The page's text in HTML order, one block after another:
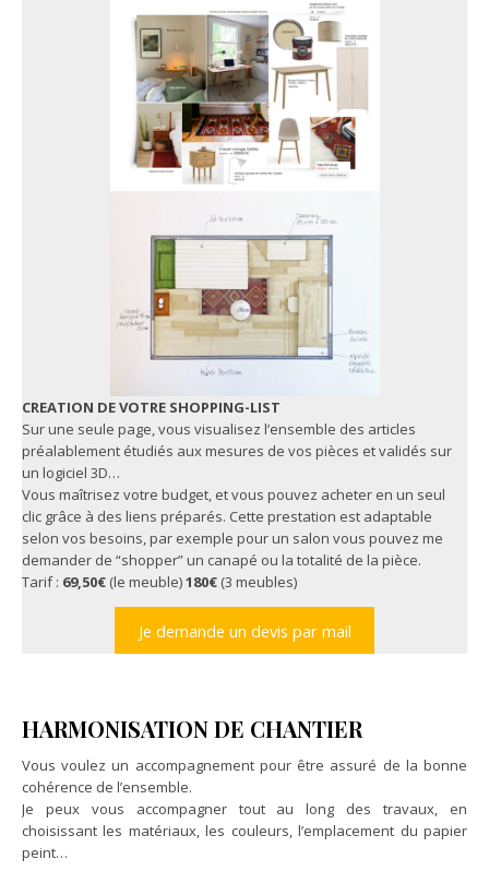
CREATION DE VOTRE SHOPPING-LIST
Sur une seule page, vous visualisez l’ensemble des articles
préalablement étudiés aux mesures de vos pièces et validés sur
un logiciel 3D…
Vous maîtrisez votre budget, et vous pouvez acheter en un seul
clic grâce à des liens préparés. Cette prestation est adaptable
selon vos besoins, par exemple pour un salon vous pouvez me
demander de “shopper” un canapé ou la totalité de la pièce.
Tarif : 69,50€ (le meuble)180€ (3 meubles)
Je demande un devis par mail
HARMONISATION DE CHANTIER
Vous voulez un accompagnement pour être assuré de la bonne
cohérence de l’ensemble.
Je peux vous accompagner tout au long des travaux, en
choisissant les matériaux, les couleurs, l’emplacement du papier
peint…